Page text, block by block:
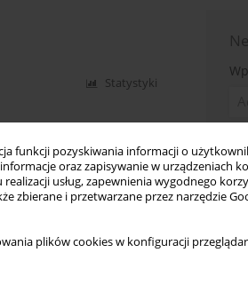
funkcji pozyskiwania informacji o
oraz zapisywanie w urządzeniach
usług, zapewnienia wygodnego
zbierane i przetwarzane przez narzędzie
plików cookies w konfiguracji
Statystyki